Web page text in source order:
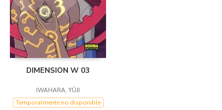
DIMENSION W 03
IWAHARA, YÛJI
Temporalmente no disponible